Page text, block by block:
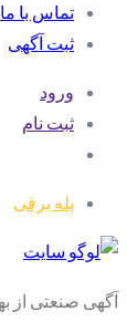
تماس با ما
ثبت آگهی
ورود
ثبت نام
پله برقی
آگهی صنعتی از